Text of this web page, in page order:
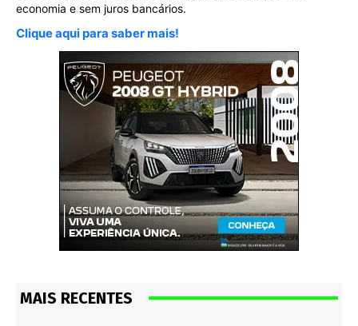
economia e sem juros bancários.
Clique aqui para saber mais!
MAIS RECENTES